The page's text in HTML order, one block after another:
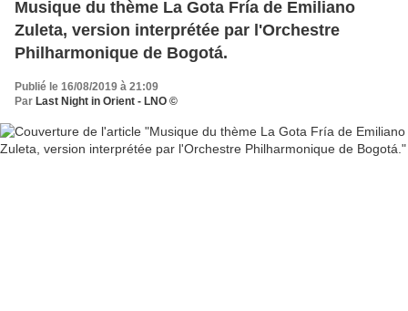
Musique du thème La Gota Fría de Emiliano
Zuleta, version interprétée par l'Orchestre
Philharmonique de Bogotá.
Publié le 16/08/2019 à 21:09
Par Last Night in Orient - LNO ©